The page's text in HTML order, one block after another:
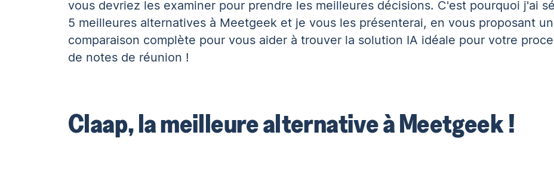
vous devriez les examiner pour prendre les meilleures décisions. C'est pourquoi j'ai
5 meilleures alternatives à Meetgeek et je vous les présenterai, en vous proposant
comparaison complète pour vous aider à trouver la solution IA idéale pour votre
de notes de réunion !
Claap, la meilleure alternative à Meetgeek !